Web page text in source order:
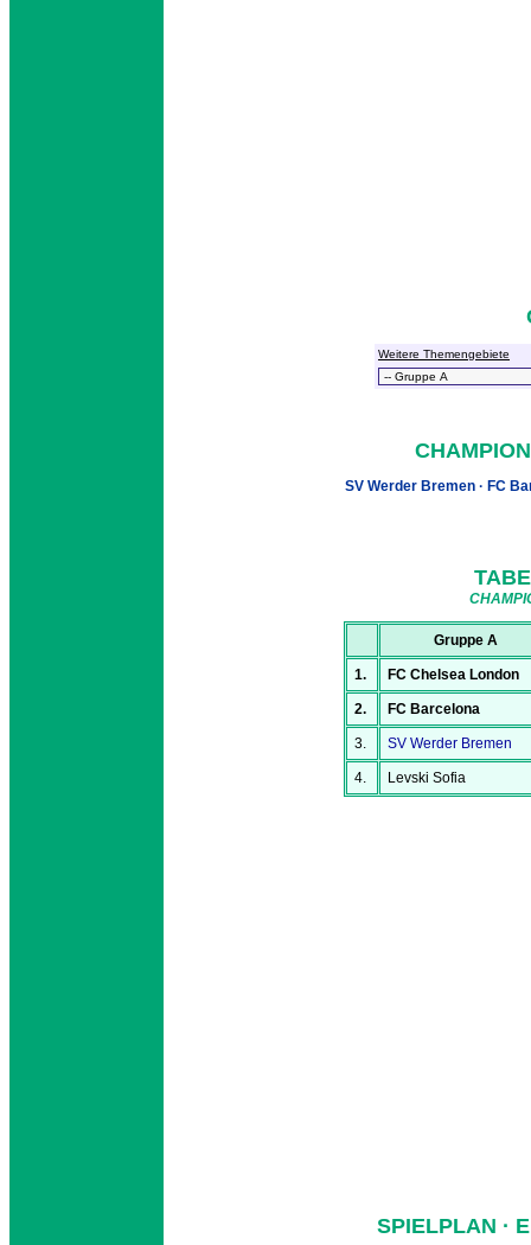
Weitere Themengebiete
SV Werder Bremen · FC
Gruppe A
1. FC Chelsea London
2. FC Barcelona
3. SV Werder Bremen
4. Levski Sofia
SPIELPLAN ·